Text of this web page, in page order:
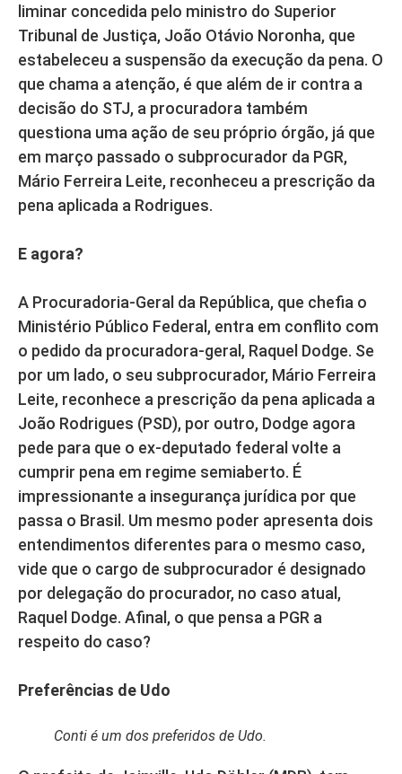
liminar concedida pelo ministro do Superior
Tribunal de Justiça, João Otávio Noronha, que
estabeleceu a suspensão da execução da pena. O
que chama a atenção, é que além de ir contra a
decisão do STJ, a procuradora também
questiona uma ação de seu próprio órgão, já que
em março passado o subprocurador da PGR,
Mário Ferreira Leite, reconheceu a prescrição da
pena aplicada a Rodrigues.
E agora?
A Procuradoria-Geral da República, que chefia o
Ministério Público Federal, entra em conflito com
o pedido da procuradora-geral, Raquel Dodge. Se
por um lado, o seu subprocurador, Mário Ferreira
Leite, reconhece a prescrição da pena aplicada a
João Rodrigues (PSD), por outro, Dodge agora
pede para que o ex-deputado federal volte a
cumprir pena em regime semiaberto. É
impressionante a insegurança jurídica por que
passa o Brasil. Um mesmo poder apresenta dois
entendimentos diferentes para o mesmo caso,
vide que o cargo de subprocurador é designado
por delegação do procurador, no caso atual,
Raquel Dodge. Afinal, o que pensa a PGR a
respeito do caso?
Preferências de Udo
Conti é um dos preferidos de Udo.